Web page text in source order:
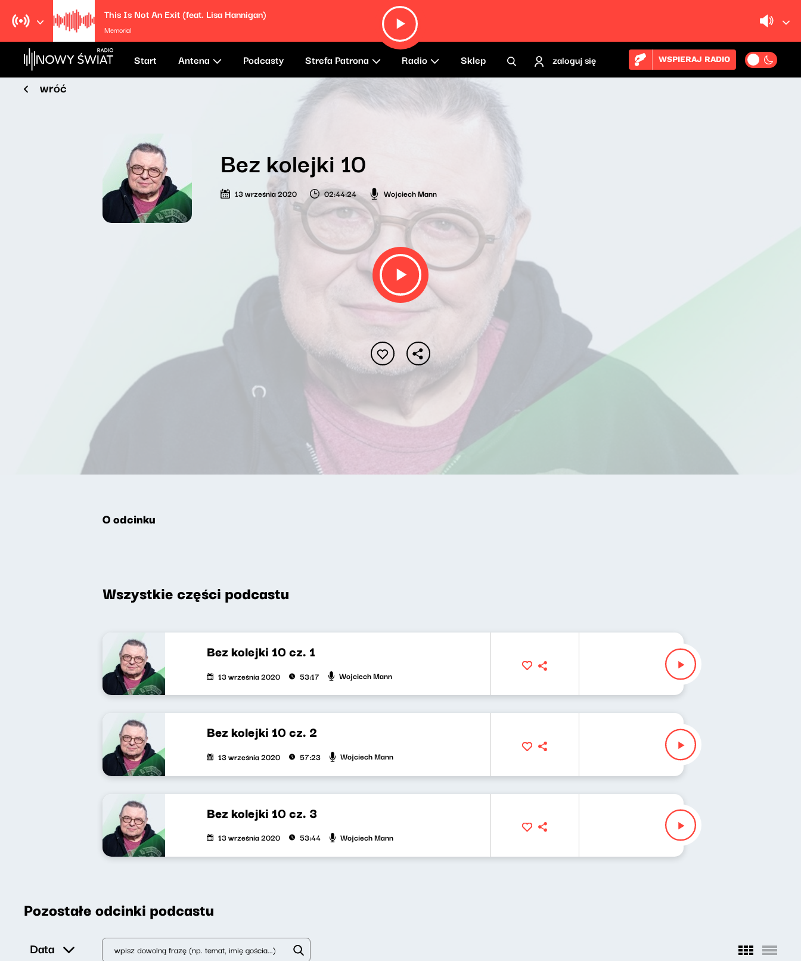
This Is Not An Exit (feat. Lisa Hannigan)
Memorial
Start Antena Podcasty Strefa Patrona Radio Sklep zaloguj się WSPIERAJ RADIO
wróć
Bez kolejki 10
13 września 2020 02:44:24 Wojciech Mann
O odcinku
Wszystkie części podcastu
Bez kolejki 10 cz. 1
13 września 2020 53:17 Wojciech Mann
Bez kolejki 10 cz. 2
13 września 2020 57:23 Wojciech Mann
Bez kolejki 10 cz. 3
13 września 2020 53:44 Wojciech Mann
Pozostałe odcinki podcastu
Data